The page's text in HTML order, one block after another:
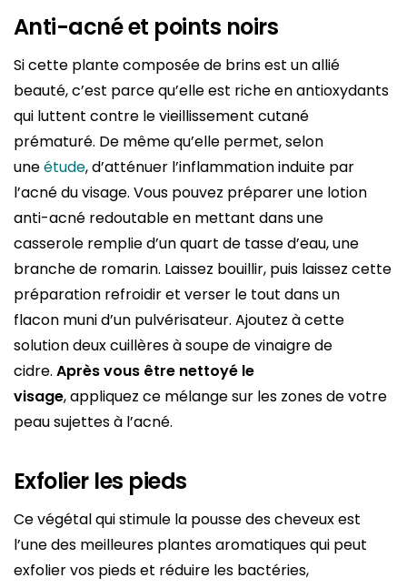
Anti-acné et points noirs
Si cette plante composée de brins est un allié
beauté, c’est parce qu’elle est riche en antioxydants
qui luttent contre le vieillissement cutané
prématuré. De même qu’elle permet, selon
uneétude, d’atténuer l’inflammation induite par
l’acné du visage. Vous pouvez préparer une lotion
anti-acné redoutable en mettant dans une
casserole remplie d’un quart de tasse d’eau, une
branche de romarin. Laissez bouillir, puis laissez cette
préparation refroidir et verser le tout dans un
flacon muni d’un pulvérisateur. Ajoutez à cette
solution deux cuillères à soupe de vinaigre de
cidre. Après vous être nettoyé le
visage, appliquez ce mélange sur les zones de votre
peau sujettes à l’acné.
Exfolier les pieds
Ce végétal qui stimule la pousse des cheveux est
l’une des meilleures plantes aromatiques qui peut
exfolier vos pieds et réduire les bactéries,